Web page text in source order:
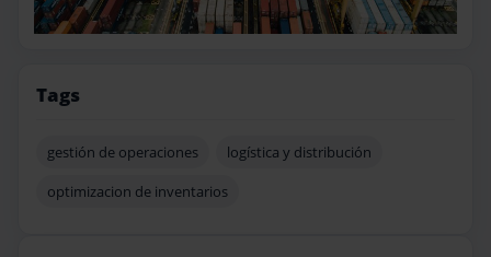
Tags
gestión de operaciones
logística y distribución
optimizacion de inventarios